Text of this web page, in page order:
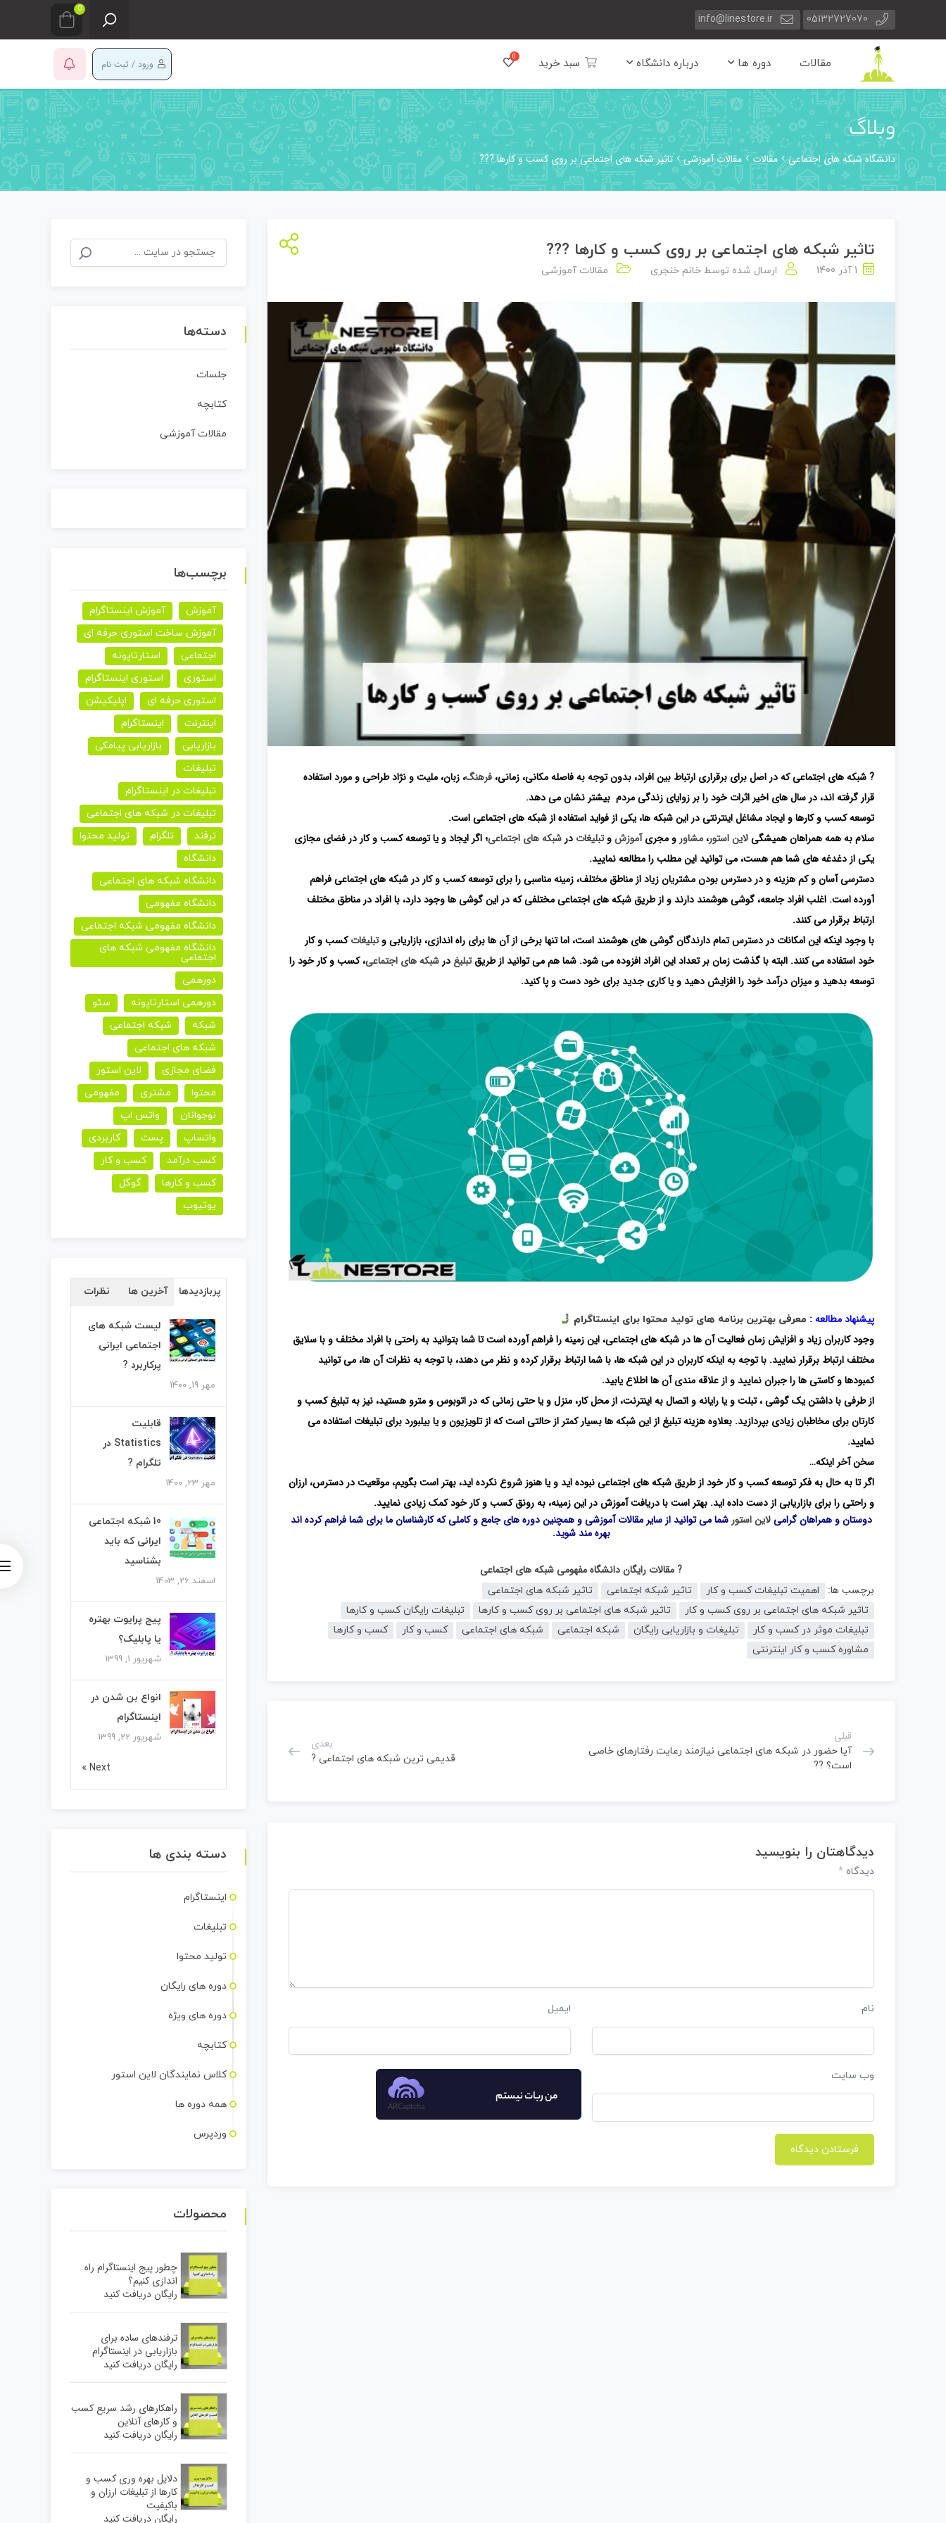
05132727070
info@linestore.ir
0
مقالات دوره ها درباره دانشگاه سبد خرید ورود / ثبت نام
وبلاگ
دانشگاه شبکه های اجتماعی مقالات مقالات آموزشی تاثیر شبکه های اجتماعی بر روی کسب و کارها ??‍?
تاثیر شبکه های اجتماعی بر روی کسب و کارها ??‍?
1 آذر 1400 ارسال شده توسط خانم خنجری مقالات آموزشی
? شبکه های اجتماعی که در اصل برای برقراری ارتباط بین افراد، بدون توجه به فاصله مکانی، زمانی،فرهنگ، زبان، ملیت و نژاد طراحی و مورد استفاده
قرار گرفته اند، در سال های اخیر اثرات خود را بر زوایای زندگی مردم بیشتر نشان می دهد.
توسعه کسب و کارها و ایجاد مشاغل اینترنتی در این شبکه ها، یکی از فواید استفاده از شبکه های اجتماعی است.
سلام به همه همراهان همیشگیلاین استور،مشاور و مجریآموزشوتبلیغات در شبکه های اجتماعی؛ اگر ایجاد و یا توسعه کسب و کار در فضای مجازی
یکی از دغدغه های شما هم هست، می توانید این مطلب را مطالعه نمایید.
دسترسی آسان و کم هزینه و در دسترس بودن مشتریان زیاد از مناطق مختلف، زمینه مناسبی را برای توسعه کسب و کار در شبکه های اجتماعی فراهم
آورده است. اغلب افراد جامعه، گوشی هوشمند دارند و از طریق شبکه های اجتماعی مختلفی که در این گوشی ها وجود دارد، با افراد در مناطق مختلف
ارتباط برقرار می کنند.
با وجود اینکه این امکانات در دسترس تمام دارندگان گوشی های هوشمند است، اما تنها برخی از آن ها برای راه اندازی، بازاریابی وتبلیغاتکسب و کار
خود استفاده می کنند. البته با گذشت زمان بر تعداد این افراد افزوده می شود. شما هم می توانید از طریقتبلیغدر شبکه های اجتماعی، کسب و کار خود را
توسعه بدهید و میزان درآمد خود را افزایش دهید و یا کاری جدید برای خود دست و پا کنید.
پیشنهاد مطالعه : معرفی بهترین برنامه های تولید محتوا برای اینستاگرام
وجود کاربران زیاد و افزایش زمان فعالیت آن ها در شبکه های اجتماعی، این زمینه را فراهم آورده است تا شما بتوانید به راحتی با افراد مختلف و با سلایق
مختلف ارتباط برقرار نمایید. با توجه به اینکه کاربران در این شبکه ها، با شما ارتباط برقرار کرده و نظر می دهند، با توجه به نظرات آن ها، می توانید
کمبودها و کاستی ها را جبران نمایید و از علاقه مندی آن ها اطلاع یابید.
از طرفی با داشتن یک گوشی ، تبلت و یا رایانه و اتصال به اینترنت، از محل کار، منزل و یا حتی زمانی که در اتوبوس و مترو هستید، نیز به تبلیغ کسب و
کارتان برای مخاطبان زیادی بپردازید. بعلاوه هزینه تبلیغ از این شبکه ها بسیار کمتر از حالتی است که از تلویزیون و یا بیلبورد برای تبلیغات استفاده می
نمایید.
سخن آخر اینکه…
اگر تا به حال به فکر توسعه کسب و کار خود از طریق شبکه های اجتماعی نبوده اید و یا هنوز شروع نکرده اید، بهتر است بگویم، موقعیت در دسترس، ارزان
و راحتی را برای بازاریابی از دست داده اید. بهتر است با دریافت آموزش در این زمینه، به رونق کسب و کار خود کمک زیادی نمایید.
دوستان و همراهان گرامیلاین استور شما می توانید از سایر مقالات آموزشی و همچنین دوره های جامع و کاملی که کارشناسان ما برای شما فراهم کرده اند
بهره مند شوید.
? مقالات رایگان دانشگاه مفهومی شبکه های اجتماعی
برچسب ها:
اهمیت تبلیغات کسب و کار تاثیر شبکه اجتماعی
تاثیر شبکه های اجتماعی
تاثیر شبکه های اجتماعی بر روی کسب و کار
تاثیر شبکه های اجتماعی بر روی کسب و کارها
تبلیغات رایگان کسب و کارها
تبلیغات موثر در کسب و کار
تبلیغات و بازاریابی رایگان شبکه اجتماعی شبکه های اجتماعی کسب و کار
کسب و کارها
مشاوره کسب و کار اینترنتی
قبلی
آیا حضور در شبکه های اجتماعی نیازمند رعایت رفتارهای خاصی
است؟ ??
بعدی
قدیمی ترین شبکه های اجتماعی ?
دیدگاهتان را بنویسید
دیدگاه *
نام ایمیل
وب‌ سایت
من ربات نیستم
ARCaptcha
جستجو
برای:
دسته‌ها
جلسات
کتابچه
مقالات آموزشی
برچسب‌ها
آموزش
آموزش اینستاگرام
آموزش ساخت استوری حرفه ای
اجتماعی
استارتاپونه
استوری
استوری اینستاگرام
استوری حرفه ای
اپلیکیشن
اینترنت
اینستاگرام
بازاریابی
بازاریابی پیامکی
تبلیغات
تبلیغات در اینستاگرام
تبلیغات در شبکه های اجتماعی
ترفند
تلگرام
تولید محتوا
دانشگاه
دانشگاه شبکه های اجتماعی
دانشگاه مفهومی
دانشگاه مفهومی شبکه اجتماعی
دانشگاه مفهومی شبکه های
اجتماعی
دورهمی
دورهمی استارتاپونه
سئو
شبکه
شبکه اجتماعی
شبکه های اجتماعی
فضای مجازی
لاین استور
محتوا
مشتری
مفهومی
نوجوانان
واتس اپ
واتساپ
پست
کاربردی
کسب درآمد
کسب و کار
کسب و کارها
گوگل
یوتیوب
پربازدیدها آخرین ها نظرات
لیست شبکه های
اجتماعی ایرانی
پرکاربرد ?
مهر 19, 1400
قابلیت
Statistics در
تلگرام ?
مهر 23, 1400
10 شبکه اجتماعی
ایرانی که باید
بشناسید
اسفند 26, 1403
پیج پرایوت بهتره
یا پابلیک؟
شهریور 1, 1399
انواع بن شدن در
اینستاگرام
شهریور 22, 1399
Next »
دسته بندی ها
اینستاگرام
تبلیغات
تولید محتوا
دوره های رایگان
دوره های ویژه
کتابچه
کلاس نمایندگان لاین استور
همه دوره ها
وردپرس
محصولات
چطور پیج اینستاگرام راه
اندازی کنیم؟
رایگان دریافت کنید
ترفندهای ساده برای
بازاریابی در اینستاگرام
رایگان دریافت کنید
راهکارهای رشد سریع کسب
و کارهای آنلاین
رایگان دریافت کنید
دلایل بهره وری کسب و
کارها از تبلیغات ارزان و
باکیفیت
رایگان دریافت کنید